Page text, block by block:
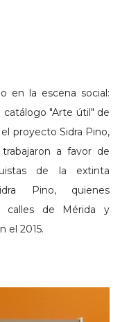
en la escena social:
"Arte útil" de
proyecto Sidra Pino,
a favor de
de la extinta
Pino, quienes
calles de Mérida y
el 2015.